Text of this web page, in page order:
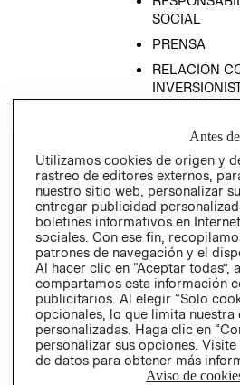
SOCIAL
PRENSA
RELACIÓN
Chile ($)
Antes
Utilizamos cookies de origen y
rastreo de editores externos,
nuestro sitio web, personalizar
entregar publicidad
boletines informativos en
sociales. Con ese fin,
patrones de navegación y el
Al hacer clic en “Aceptar todas”,
compartamos esta información
publicitarios. Al elegir “Solo
opcionales, lo que limita
personalizadas. Haga clic en
personalizar sus opciones.
de datos para obtener más
Aviso de